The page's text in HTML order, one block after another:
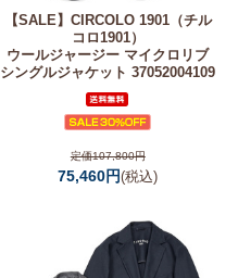
【SALE】 CIRCOLO 1901（チル
コロ1901）
ウールジャージー マイクロリブ
シングルジャケット 37052004109
定価107,800円
75,460円(税込)